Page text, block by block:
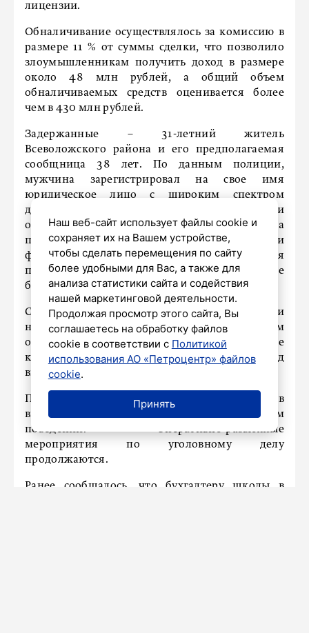
лицензии.
Обналичивание осуществлялось за комиссию в
размере 11 % от суммы сделки, что позволило
злоумышленникам получить доход в размере
около 48 млн рублей, а общий объем
обналичиваемых средств оценивается более
чем в 430 млн рублей.
Задержанные – 31-летний житель
Всеволожского района и его предполагаемая
сообщница 38 лет. По данным полиции,
мужчина зарегистрировал на свое имя
юридическое лицо с широким спектром
деятельности, а офисы компании были
открыты в Ленинградской области. Также на
подконтрольных лиц были оформлены ИП и
фирмы-однодневки. Женщина, знакомая
подозреваемого, отвечала за ведение
бухгалтерского учета.
Схема заключалась в том, что деньги поступали
на счета организации по фиктивным
основаниям, а затем выводились на банковские
карты подконтрольных лиц и предприятий под
видом оплаты якобы оказанных услуг.
Подозреваемым избрали меру пресечения в
виде подписки о невыезде и надлежащем
поведении. Оперативно-разыскные
мероприятия по уголовному делу
продолжаются.
Ранее сообщалось , что бухгалтеру школы в
Наш веб-сайт использует файлы cookie и
сохраняет их на Вашем устройстве,
чтобы сделать перемещения по сайту
более удобными для Вас, а также для
анализа статистики сайта и содействия
нашей маркетинговой деятельности.
Продолжая просмотр этого сайта, Вы
соглашаетесь на обработку файлов
cookie в соответствии с Политикой
использования АО «Петроцентр» файлов
cookie.
Принять